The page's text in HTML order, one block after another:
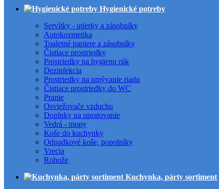
Hygienické potreby
Servítky - utierky a zásobníky
Autokozmetika
Toaletné papiere a zásobníky
Čistiace prostriedky
Prostriedky na hygienu rúk
Dezinfekcia
Prostriedky na umývanie riadu
Čistiace prostriedky do WC
Pranie
Osviežovače vzduchu
Doplnky na upratovanie
Vedrá - mopy
Koše do kuchynky
Odpadkové koše, popolníky
Vrecia
Rohože
Kuchynka, párty sortiment